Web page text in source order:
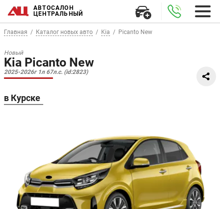
АВТОСАЛОН
ЦЕНТРАЛЬНЫЙ
Главная Каталог новых авто Kia Picanto New
Новый
Kia Picanto New
2025-2026г 1л 67л.с. (id:2823)
в Курске